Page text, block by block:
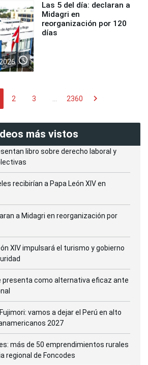
access_time
Las 5 del día: declaran a
Midagri en
reorganización por 120
días
2 3 ... 2360 chevron_right
más vistos
libro sobre derecho laboral y
recibirían a Papa León XIV en
a Midagri en reorganización por
XIV impulsará el turismo y gobierno
presenta como alternativa eficaz ante
vamos a dejar el Perú en alto
2027
más de 50 emprendimientos rurales
regional de Foncodes